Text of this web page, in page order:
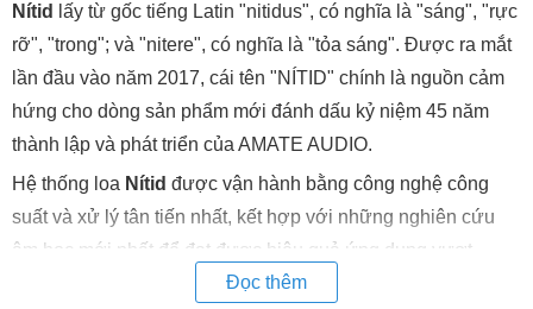
Nítid
lấy từ gốc tiếng Latin "nitidus", có nghĩa là "sáng", "rực
rỡ", "trong"; và "nitere", có nghĩa là "tỏa sáng". Được ra mắt
lần đầu vào năm 2017, cái tên "NÍTID" chính là nguồn cảm
hứng cho dòng sản phẩm mới đánh dấu kỷ niệm 45 năm
thành lập và phát triển của AMATE AUDIO.
Hệ thống loa Nítid được vận hành bằng công nghệ công
suất và xử lý tân tiến nhất, kết hợp với những nghiên cứu
âm học mới nhất để đạt được hiệu quả ứng dụng vượt
ngoài sức tưởng tượng chỉ với kích thước vô cùng tinh tế và
Đọc thêm